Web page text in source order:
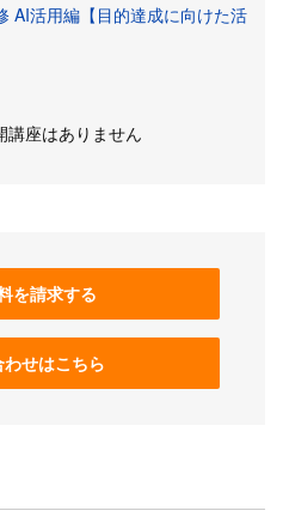
AI活用編【目的達成に向けた活
講座はありません
を請求する
せはこちら